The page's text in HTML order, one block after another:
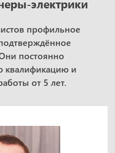
электрики
профильное
постоянно
и
от 5 лет.